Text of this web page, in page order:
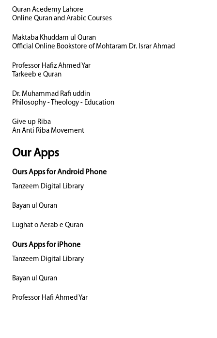
Quran Acedemy Lahore
Online Quran and Arabic Courses
Maktaba Khuddam ul Quran
Official Online Bookstore of Mohtaram Dr. Israr Ahmad
Professor Hafiz Ahmed Yar
Tarkeeb e Quran
Dr. Muhammad Rafi uddin
Philosophy - Theology - Education
Give up Riba
An Anti Riba Movement
Our Apps
Ours Apps for Android Phone
Tanzeem Digital Library
Bayan ul Quran
Lughat o Aerab e Quran
Ours Apps for iPhone
Tanzeem Digital Library
Bayan ul Quran
Professor Hafi Ahmed Yar